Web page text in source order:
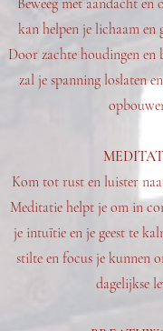
kan helpen je lichaam en
Door zachte houdingen en
zal je spanning loslaten
Kom tot rust en luister
Meditatie helpt je om in
je intuïtie en je geest te
stilte en focus je kunnen
dagelijkse